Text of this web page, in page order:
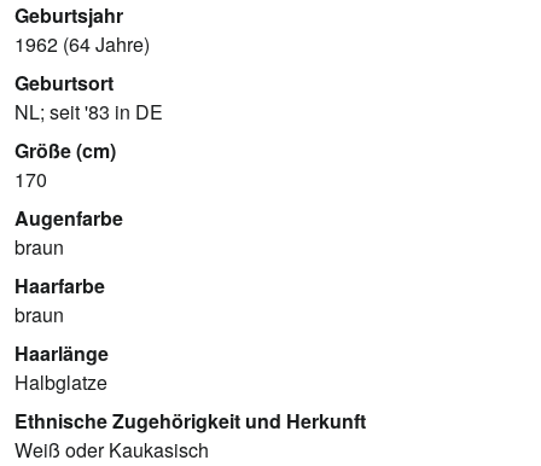
Geburtsjahr
1962 (64 Jahre)
Geburtsort
NL; seit '83 in DE
Größe (cm)
170
Augenfarbe
braun
Haarfarbe
braun
Haarlänge
Halbglatze
Ethnische Zugehörigkeit und Herkunft
Weiß oder Kaukasisch